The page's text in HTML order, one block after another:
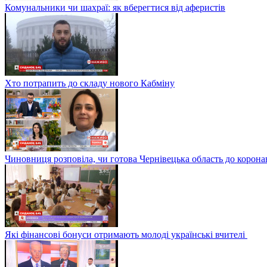
Комунальники чи шахраї: як вберегтися від аферистів
Хто потрапить до складу нового Кабміну
Чиновниця розповіла, чи готова Чернівецька область до
Які фінансові бонуси отримають молоді українські вчителі